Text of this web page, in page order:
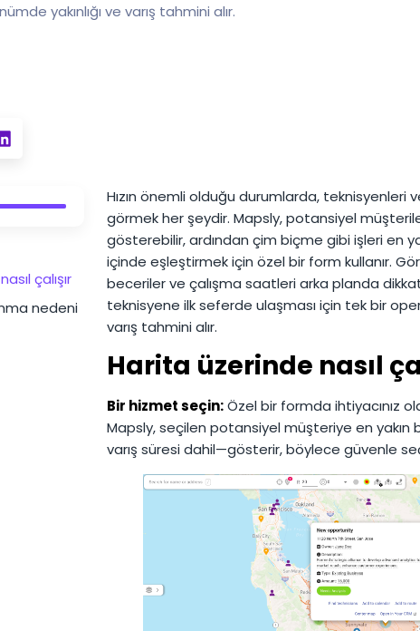
yakınlığı ve varış tahmini alır.
çalışır
nedeni
Hızın önemli olduğu durumlarda, teknisyenleri
görmek her şeydir. Mapsly, potansiyel
gösterebilir, ardından çim biçme gibi işleri en
içinde eşleştirmek için özel bir form kullanır.
beceriler ve çalışma saatleri arka planda
teknisyene ilk seferde ulaşması için tek bir
varış tahmini alır.
Harita üzerinde nasıl
Bir hizmet seçin:Özel bir formda ihtiyacınız
Mapsly, seçilen potansiyel müşteriye en
varış süresi dahil—gösterir, böylece güvenle